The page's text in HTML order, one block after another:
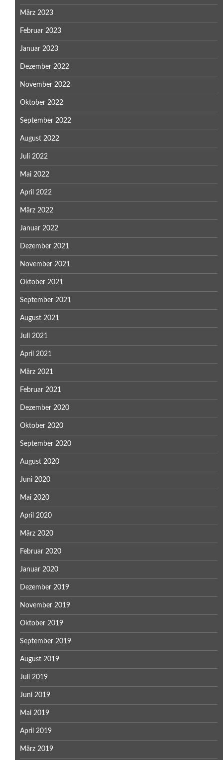
März 2023
Februar 2023
Januar 2023
Dezember 2022
November 2022
Oktober 2022
September 2022
August 2022
Juli 2022
Mai 2022
April 2022
März 2022
Januar 2022
Dezember 2021
November 2021
Oktober 2021
September 2021
August 2021
Juli 2021
April 2021
März 2021
Februar 2021
Dezember 2020
Oktober 2020
September 2020
August 2020
Juni 2020
Mai 2020
April 2020
März 2020
Februar 2020
Januar 2020
Dezember 2019
November 2019
Oktober 2019
September 2019
August 2019
Juli 2019
Juni 2019
Mai 2019
April 2019
März 2019